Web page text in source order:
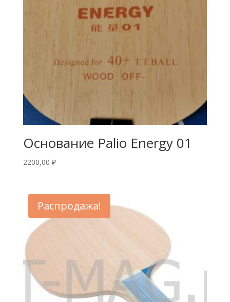
Основание Palio Energy 01
2200,00 ₽
Распродажа!